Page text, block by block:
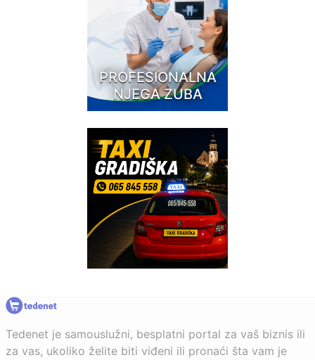
PROFESIONALNA
NJEGA ZUBA
Tedenet je samouslužni, besplatni portal za vaš biznis ili
za vas, ukoliko želite biti viđeni ili pronaći šta vam je